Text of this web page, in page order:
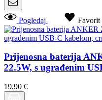
Pogledaj Favorit
Prijenosna baterija
22.5W, s ugrađenim
19,90 €